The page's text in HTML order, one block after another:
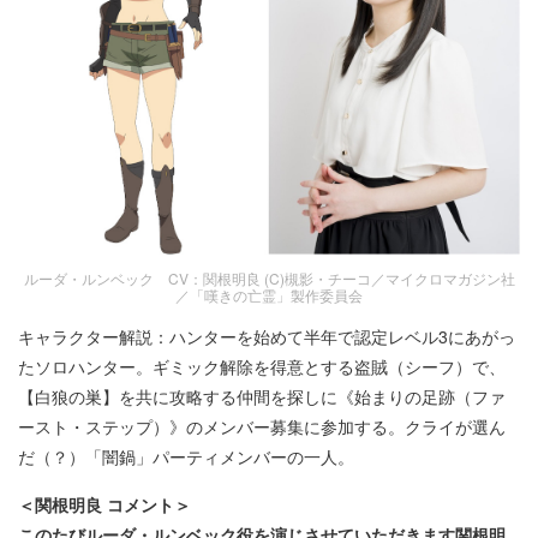
ルーダ・ルンベック CV：関根明良 (C)槻影・チーコ／マイクロマガジン社
／「嘆きの亡霊」製作委員会
キャラクター解説：ハンターを始めて半年で認定レベル3にあがっ
たソロハンター。ギミック解除を得意とする盗賊（シーフ）で、
【白狼の巣】を共に攻略する仲間を探しに《始まりの足跡（ファ
ースト・ステップ）》のメンバー募集に参加する。クライが選ん
だ（？）「闇鍋」パーティメンバーの一人。
＜関根明良 コメント＞